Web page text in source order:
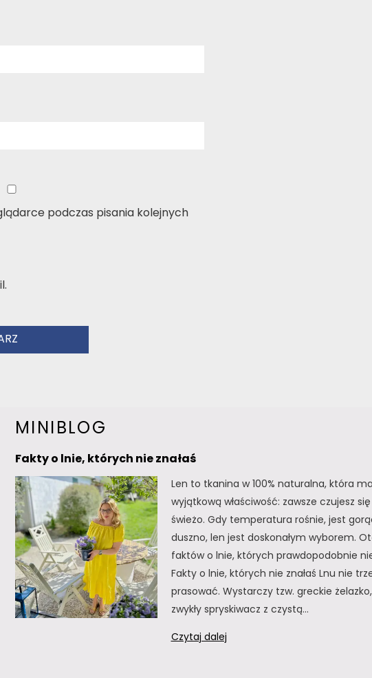
podczas pisania kolejnych
MINIBLOG
Fakty o lnie, których nie znałaś
Len to tkanina w 100% naturalna, która
wyjątkową właściwość: zawsze czujesz
świeżo. Gdy temperatura rośnie, jest
duszno, len jest doskonałym wyborem.
faktów o lnie, których prawdopodobnie nie
Fakty o lnie, których nie znałaś Lnu nie
prasować. Wystarczy tzw. greckie
zwykły spryskiwacz z czystą…
Czytaj dalejFakty